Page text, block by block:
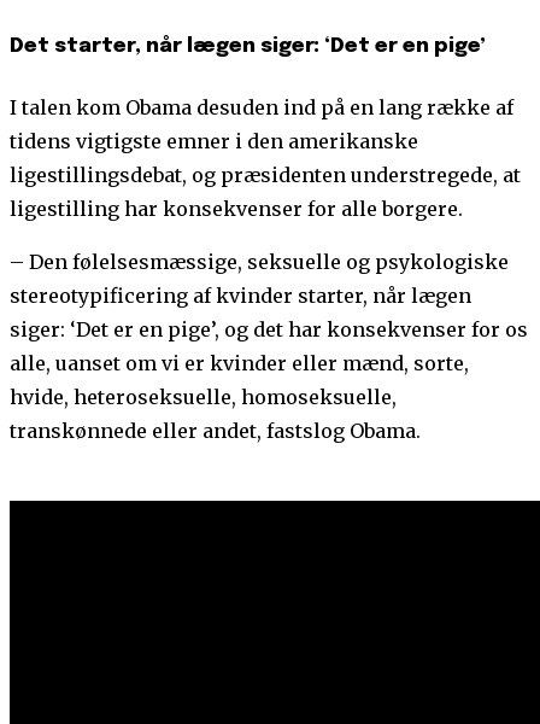
Det starter, når lægen siger: ‘Det er en pige’
I talen kom Obama desuden ind på en lang række af
tidens vigtigste emner i den amerikanske
ligestillingsdebat, og præsidenten understregede, at
ligestilling har konsekvenser for alle borgere.
– Den følelsesmæssige, seksuelle og psykologiske
stereotypificering af kvinder starter, når lægen
siger: ‘Det er en pige’, og det har konsekvenser for os
alle, uanset om vi er kvinder eller mænd, sorte,
hvide, heteroseksuelle, homoseksuelle,
transkønnede eller andet, fastslog Obama.